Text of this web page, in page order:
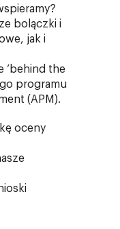
bolączki i
jak i
‘behind the
programu
(APM).
oceny